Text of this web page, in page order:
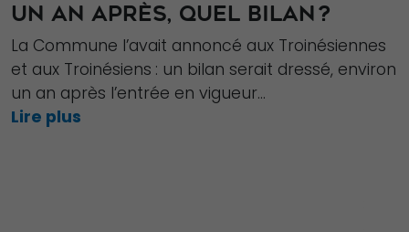
UN AN APRÈS, QUEL BILAN ?
La Commune l’avait annoncé aux Troinésiennes
et aux Troinésiens : un bilan serait dressé, environ
un an après l’entrée en vigueur...
Lire plus